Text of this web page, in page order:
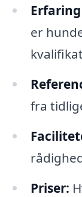
er
fra
Priser: